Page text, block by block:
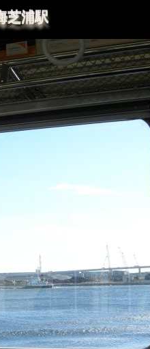
芝浦駅